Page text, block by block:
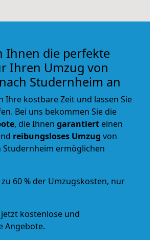
Ihnen die perfekte
Ihren Umzug von
Studernheim an
Ihre kostbare Zeit und lassen Sie
Bei uns bekommen Sie die
, die Ihnen garantiert einen
reibungsloses Umzug von
Studernheim ermöglichen
zu 60 % der Umzugskosten, nur
jetzt kostenlose und
Angebote.